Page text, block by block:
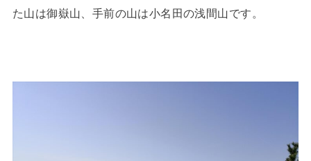
た山は御嶽山、手前の山は小名田の浅間山です。